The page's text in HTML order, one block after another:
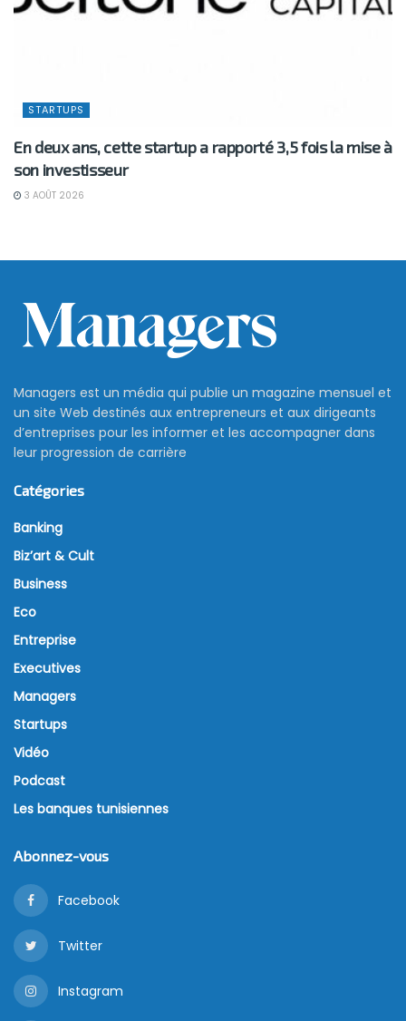
STARTUPS
En deux ans, cette startup a rapporté 3,5 fois la mise à
son investisseur
3 AOÛT 2026
Managers est un média qui publie un magazine mensuel et
un site Web destinés aux entrepreneurs et aux dirigeants
d’entreprises pour les informer et les accompagner dans
leur progression de carrière
Catégories
Banking
Biz’art & Cult
Business
Eco
Entreprise
Executives
Managers
Startups
Vidéo
Podcast
Les banques tunisiennes
Abonnez-vous
Facebook
Twitter
Instagram